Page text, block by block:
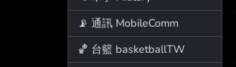
📡 通訊 MobileComm
🏀 台籃 basketballTW